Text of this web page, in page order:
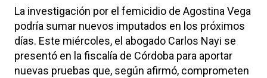
La investigación por el femicidio de Agostina Vega
podría sumar nuevos imputados en los próximos
días. Este miércoles, el abogado Carlos Nayi se
presentó en la fiscalía de Córdoba para aportar
nuevas pruebas que, según afirmó, comprometen